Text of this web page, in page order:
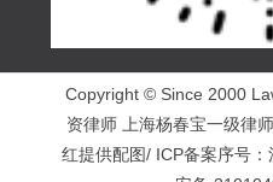
Copyright © Since 2000
资律师 上海杨春宝一级律
红提供配图/ ICP备案序号：